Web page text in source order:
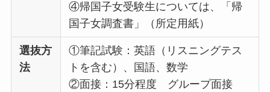
④帰国子女受験生については、「帰
国子女調査書」（所定用紙）
選抜方
法
①筆記試験：英語（リスニングテス
トを含む）、国語、数学
②面接：15分程度 グループ面接